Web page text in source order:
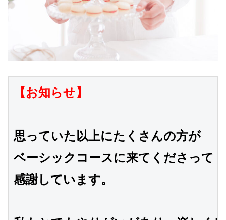
【お知らせ】
思っていた以上にたくさんの方が
ベーシックコースに来てくださって
感謝しています。